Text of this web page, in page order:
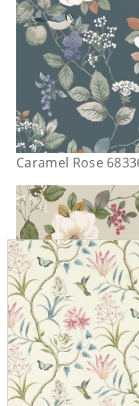
Caramel Rose
También te